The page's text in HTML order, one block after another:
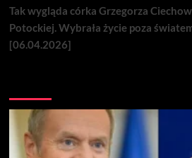
Tak wygląda córka Grzegorza
Potockiej. Wybrała życie poza
[06.04.2026]